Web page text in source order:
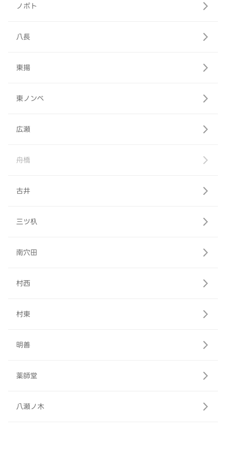
ノボト
八長
東揚
東ノンベ
広瀬
舟橋
古井
三ツ杁
南穴田
村西
村東
明善
薬師堂
八瀬ノ木